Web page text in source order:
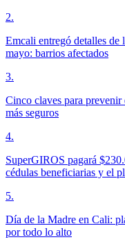
2.
Emcali entregó detalles de
mayo: barrios afectados
3.
Cinco claves para
más seguros
4.
SuperGIROS pagará
cédulas beneficiarias y el
5.
Día de la Madre en Cali:
por todo lo alto